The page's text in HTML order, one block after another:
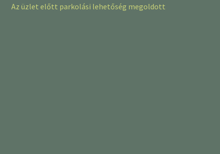
Az üzlet előtt parkolási lehetőség megoldott